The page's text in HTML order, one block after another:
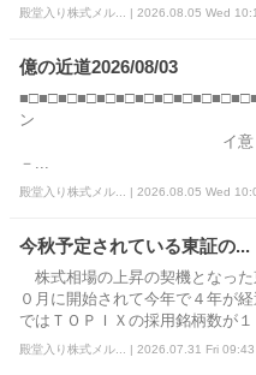
殿堂入り株式メル... | 2026.08.05 Wed
億の近道2026/08/03
ン
イ意
－...
殿堂入り株式メル... | 2026.08.05 Wed
今秋予定されている東証の...
株式相場の上昇の契機となった
０月に開始されて今年で４年が
ではＴＯＰＩＸの採用銘柄数が１
殿堂入り株式メル... | 2026.07.31 Fri 09:43